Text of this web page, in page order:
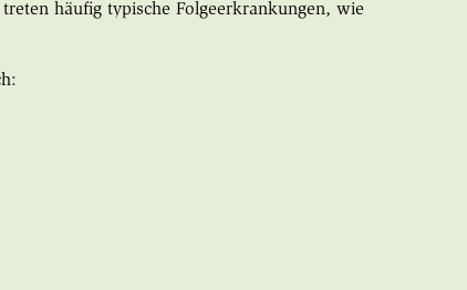
häufig typische Folgeerkrankungen, wie